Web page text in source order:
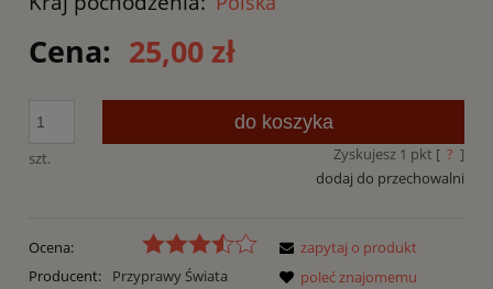
Cena: 25,00 zł
szt.
do koszyka
Zyskujesz 1 pkt [ ? ]
dodaj do przechowalni
Ocena:
Producent:
Przyprawy Świata
zapytaj o produkt
poleć znajomemu